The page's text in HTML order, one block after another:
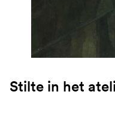
Stilte in het